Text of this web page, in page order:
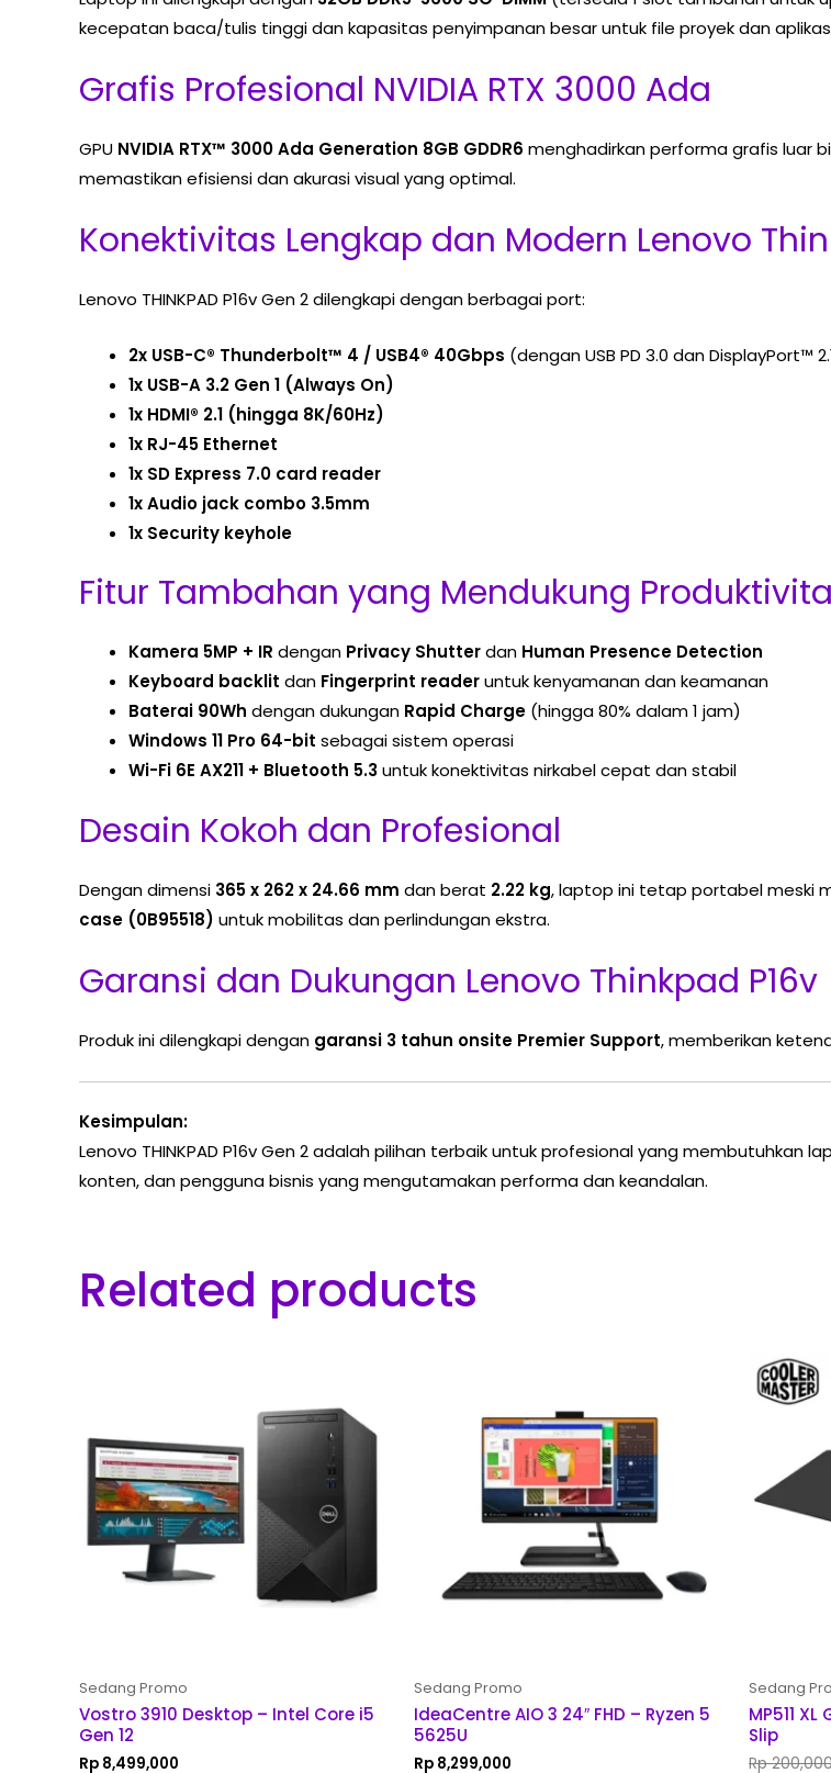
kecepatan baca/tulis tinggi dan kapasitas penyimpanan besar untuk file proyek dan
Grafis Profesional NVIDIA RTX 3000 Ada
GPU NVIDIA RTX™ 3000 Ada Generation 8GB GDDR6 menghadirkan performa grafis luar
memastikan efisiensi dan akurasi visual yang optimal.
Konektivitas Lengkap dan Modern Lenovo
Lenovo THINKPAD P16v Gen 2 dilengkapi dengan berbagai port:
2x USB-C® Thunderbolt™ 4 / USB4® 40Gbps (dengan USB PD 3.0 dan DisplayPort™
1x USB-A 3.2 Gen 1 (Always On)
1x HDMI® 2.1 (hingga 8K/60Hz)
1x RJ-45 Ethernet
1x SD Express 7.0 card reader
1x Audio jack combo 3.5mm
1x Security keyhole
Fitur Tambahan yang Mendukung
Kamera 5MP + IR dengan Privacy Shutterdan Human Presence Detection
Keyboard backlit dan Fingerprint readeruntuk kenyamanan dan keamanan
Baterai 90Wh dengan dukungan Rapid Charge (hingga 80% dalam 1 jam)
Windows 11 Pro 64-bit sebagai sistem operasi
Wi-Fi 6E AX211 + Bluetooth 5.3untuk konektivitas nirkabel cepat dan stabil
Desain Kokoh dan Profesional
Dengan dimensi 365 x 262 x 24.66 mm dan berat 2.22 kg, laptop ini tetap portabel meski
case (0B95518) untuk mobilitas dan perlindungan ekstra.
Garansi dan Dukungan Lenovo Thinkpad P16v
Produk ini dilengkapi dengan garansi 3 tahun onsite Premier Support, memberikan
Kesimpulan:
Lenovo THINKPAD P16v Gen 2 adalah pilihan terbaik untuk profesional yang
konten, dan pengguna bisnis yang mengutamakan performa dan keandalan.
Related products
Sedang Promo
Vostro 3910 Desktop – Intel Core i5
Gen 12
Rp 8,499,000
Sedang Promo
IdeaCentre AIO 3 24″ FHD – Ryzen 5
5625U
Rp 8,299,000
Sedang
MP511
Slip
Rp